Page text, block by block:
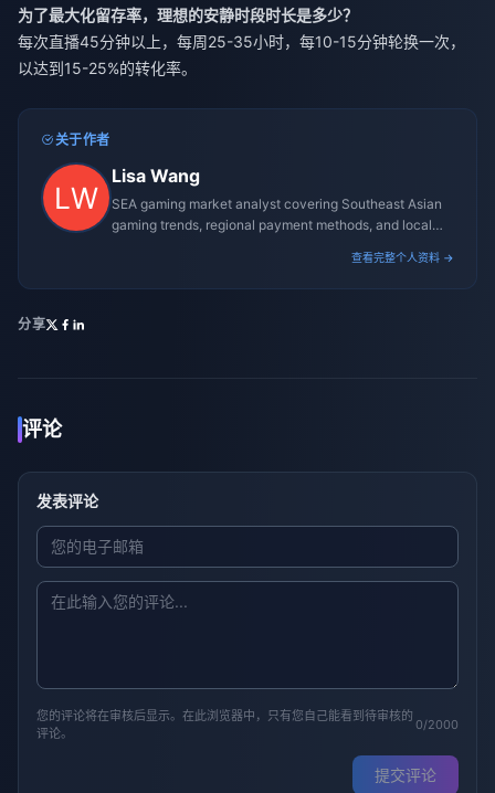
为了最大化留存率，理想的安静时段时长是多少？
每次直播45分钟以上，每周25-35小时，每10-15分钟轮换一次，
以达到15-25%的转化率。
关于作者
Lisa Wang
SEA gaming market analyst covering Southeast Asian
gaming trends, regional payment methods, and local
查看完整个人资料 →
分享
评论
发表评论
您的评论将在审核后显示。在此浏览器中，只有您自己能看到待审核的
评论。
0/2000
提交评论